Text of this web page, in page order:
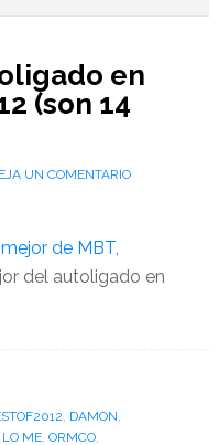
en
(son 14
UN COMENTARIO
de MBT,
del autoligado en
, DAMON,
LO ME, ORMCO,